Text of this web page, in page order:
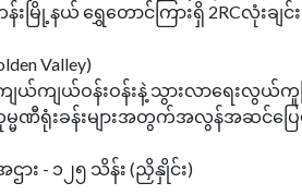
းမြို့နယ် ရွှေတောင်ကြားရှိ 2RCလုံးချင်းအ
Valley)
ကျယ်ကျယ်ဝန်းဝန်းနဲ့ သွားလာရေးလွယ်ကူပ
မဏီရုံးခန်းများအတွက်အလွန်အဆင်ပြ
ဌား - ၁၂၅ သိန်း (ညှိနှိုင်း)